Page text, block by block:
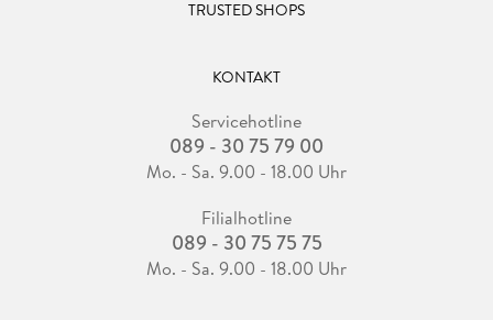
TRUSTED SHOPS
KONTAKT
Servicehotline
089 - 30 75 79 00
Mo. - Sa. 9.00 - 18.00 Uhr
Filialhotline
089 - 30 75 75 75
Mo. - Sa. 9.00 - 18.00 Uhr